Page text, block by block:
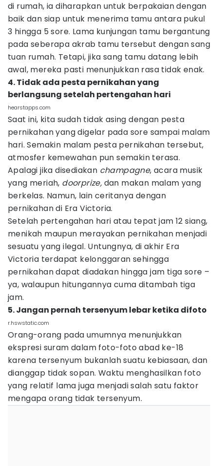
di rumah, ia diharapkan untuk berpakaian dengan
baik dan siap untuk menerima tamu antara pukul
3 hingga 5 sore. Lama kunjungan tamu bergantung
pada seberapa akrab tamu tersebut dengan sang
tuan rumah. Tetapi, jika sang tamu datang lebih
awal, mereka pasti menunjukkan rasa tidak enak.
4. Tidak ada pesta pernikahan yang
berlangsung setelah pertengahan hari
hearstapps.com
Saat ini, kita sudah tidak asing dengan pesta
pernikahan yang digelar pada sore sampai malam
hari. Semakin malam pesta pernikahan tersebut,
atmosfer kemewahan pun semakin terasa.
Apalagi jika disediakan champagne, acara musik
yang meriah, doorprize, dan makan malam yang
berkelas. Namun, lain ceritanya dengan
pernikahan di Era Victoria.
Setelah pertengahan hari atau tepat jam 12 siang,
menikah maupun merayakan pernikahan menjadi
sesuatu yang ilegal. Untungnya, di akhir Era
Victoria terdapat kelonggaran sehingga
pernikahan dapat diadakan hingga jam tiga sore –
ya, walaupun hitungannya cuma ditambah tiga
jam.
5. Jangan pernah tersenyum lebar ketika difoto
r.hswstatic.com
Orang-orang pada umumnya menunjukkan
ekspresi suram dalam foto-foto abad ke-18
karena tersenyum bukanlah suatu kebiasaan, dan
dianggap tidak sopan. Waktu menghasilkan foto
yang relatif lama juga menjadi salah satu faktor
mengapa orang tidak tersenyum.